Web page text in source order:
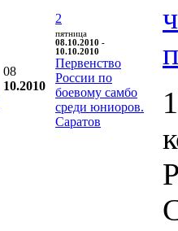
2
08
10.2010
пятница
08.10.2010 -
10.10.2010
Первенство
России по
боевому самбо
среди юниоров.
Саратов